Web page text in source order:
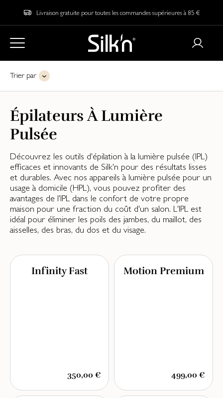
Livraison gratuite pour toutes les commandes supérieures à 85 €
Trier par
Épilateurs À Lumière
Pulsée
Découvrez les outils d'épilation à la lumière pulsée (IPL)
efficaces et innovants de Silk'n pour des résultats lisses
et durables. Avec nos appareils à lumière pulsée pour un
usage à domicile (HPL), vous pouvez profiter des
avantages de l'IPL dans le confort de votre propre
maison pour une fraction du coût d'un salon. L'IPL est
idéal pour éliminer les poils des jambes, du maillot, des
aisselles, des bras, du dos et du visage.
Infinity Fast
350,00 €
Motion Premium
499,00 €